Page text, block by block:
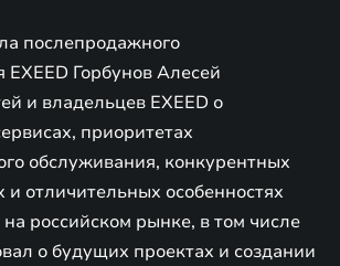
послепродажного
Горбунов Алесей
и владельцев EXEED о
приоритетах
обслуживания, конкурентных
отличительных особенностях
на российском рынке, в том числе
о будущих проектах и создании